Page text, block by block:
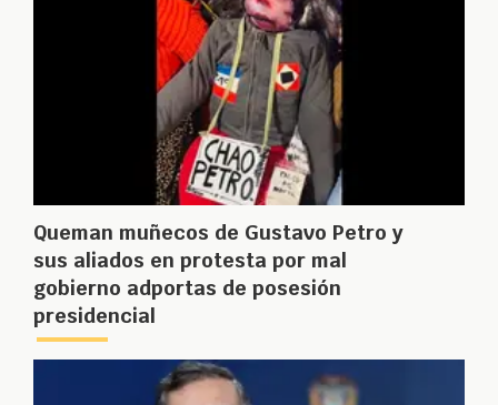
Queman muñecos de Gustavo Petro y
sus aliados en protesta por mal
gobierno adportas de posesión
presidencial